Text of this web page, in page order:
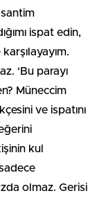
santim
ispat edin,
‘Bu parayı
Müneccim
ve ispatını
kul
olmaz. Gerisi